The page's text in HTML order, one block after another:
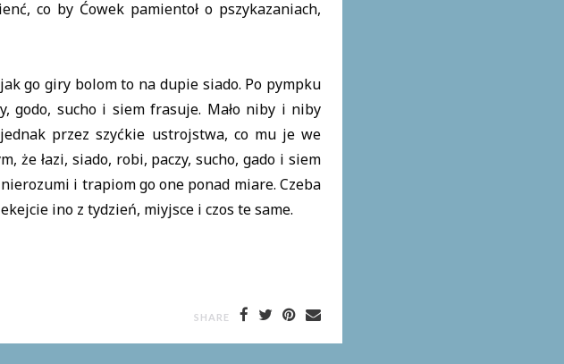
co by Ćowek pamientoł o pszykazaniach,
go giry bolom to na dupie siado. Po pympku
godo, sucho i siem frasuje. Mało niby i niby
przez szyćkie ustrojstwa, co mu je we
że łazi, siado, robi, paczy, sucho, gado i siem
i trapiom go one ponad miare. Czeba
ino z tydzień, miyjsce i czos te same.
SHARE